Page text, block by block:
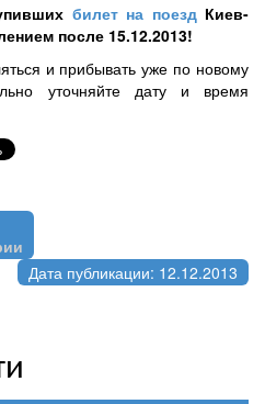
билет на поезд Киев-
после 15.12.2013!
и прибывать уже по новому
уточняйте дату и время
Дата публикации: 12.12.2013